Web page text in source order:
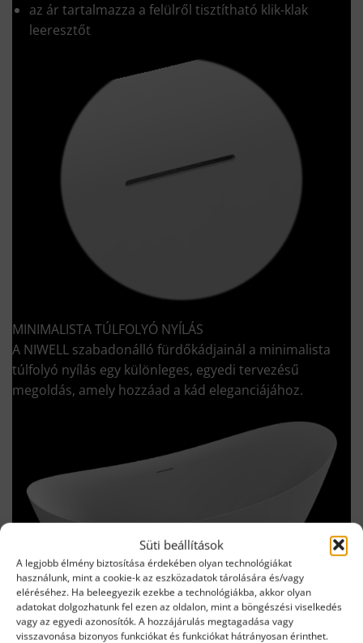
Süti beállítások
A legjobb élmény biztosítása érdekében olyan technológiákat
használunk, mint a cookie-k az eszközadatok tárolására és/vagy
eléréséhez. Ha beleegyezik ezekbe a technológiákba, akkor olyan
adatokat dolgozhatunk fel ezen az oldalon, mint a böngészési viselkedés
vagy az egyedi azonosítók. A hozzájárulás megtagadása vagy
visszavonása bizonyos funkciókat és funkciókat hátrányosan érinthet.
az ár tartalmazza a felülről tisztítható klik-klak
leeresztőt
MINIMALISTA TÚLFOLYÓ NYÍLÁS
A NIWELL szabadonálló fürdőkádjainál a minimalista
túlfolyó nyílás egy különleges, egyedi tervezésű
megoldás, amely hozzáad a kád eleganciájához.